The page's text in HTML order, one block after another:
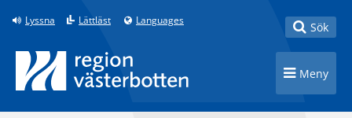
Till innehåll på sidan
Lyssna Lättläst Languages Toggle
Sök
Toggle
Meny